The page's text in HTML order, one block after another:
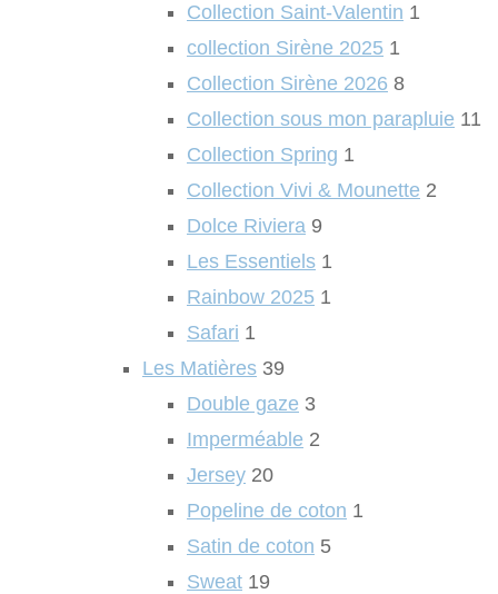
Collection Saint-Valentin 1
collection Sirène 2025 1
Collection Sirène 2026 8
Collection sous mon parapluie 11
Collection Spring 1
Collection Vivi & Mounette 2
Dolce Riviera 9
Les Essentiels 1
Rainbow 2025 1
Safari 1
Les Matières 39
Double gaze 3
Imperméable 2
Jersey 20
Popeline de coton 1
Satin de coton 5
Sweat 19